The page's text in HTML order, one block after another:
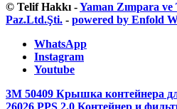
© Telif Hakkı -Yaman Zımpara
Paz.Ltd.Şti. - powered by Enfold
WhatsApp
Instagram
Youtube
3M 50409 Крышка контейнера